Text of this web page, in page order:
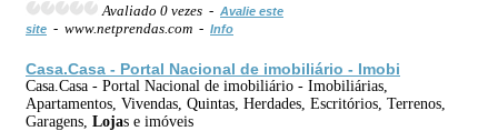
Avaliado 0 vezes - Avalie este
site - www.netprendas.com - Info
Casa.Casa - Portal Nacional de imobiliário - Imobi
Casa.Casa - Portal Nacional de imobiliário - Imobiliárias,
Apartamentos, Vivendas, Quintas, Herdades, Escritórios, Terrenos,
Garagens, Lojas e imóveis